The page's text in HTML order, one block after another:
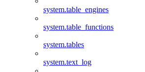
system.table_engines
system.table_functions
system.tables
system.text_log